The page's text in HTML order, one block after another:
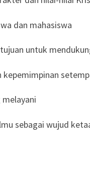
dan mahasiswa
untuk
kepemimpinan
sebagai wujud